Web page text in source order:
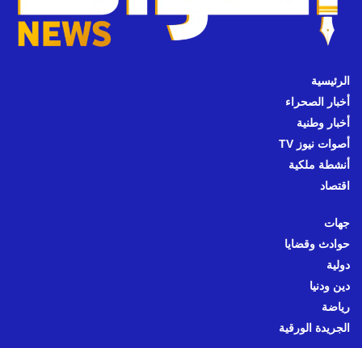
الرئيسية
أخبار الصحراء
أخبار وطنية
أصوات نيوز TV
أنشطة ملكية
اقتصاد
جهات
حوادث وقضايا
دولية
دين ودنيا
رياضة
الجريدة الورقية